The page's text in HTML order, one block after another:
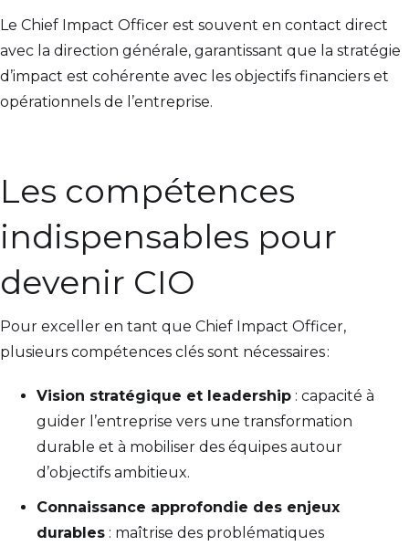
Le Chief Impact Officer est souvent en contact direct
avec la direction générale, garantissant que la stratégie
d’impact est cohérente avec les objectifs financiers et
opérationnels de l’entreprise.
Les compétences
indispensables pour
devenir CIO
Pour exceller en tant que Chief Impact Officer,
plusieurs compétences clés sont nécessaires :
Vision stratégique et leadership : capacité à
guider l’entreprise vers une transformation
durable et à mobiliser des équipes autour
d’objectifs ambitieux.
Connaissance approfondie des enjeux
durables : maîtrise des problématiques